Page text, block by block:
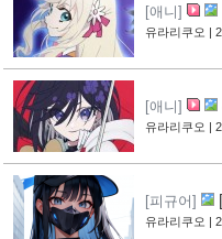
[애니]
계를 다스
유라리쿠오 |
[애니]
상 공개
유라리쿠오 |
[피규어]
공개 [10]
유라리쿠오 |